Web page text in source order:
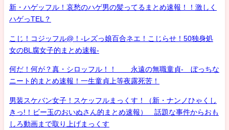
新・ハゲッフル！哀愁のハゲ男の髪ってるまとめ速報！！激しく
ハゲっTEL？
こじ！コジッフル@！-レズっ娘百合ネエ！こじらせ！50独身処
女のBL腐女子的まとめ速報-
何だ！何が？真・シロッフル！！ 永遠の無職童貞- ぼっちな
ニート的まとめ速報！一生童貞上等夜露死苦！
男装スケバン女子！スケッフルまっくす！（新・ナンノひゃくし
きっ!！ビー玉のおいぬさん的まとめ速報） 話題な事件からおも
しろ動画まで取り上げまっくす